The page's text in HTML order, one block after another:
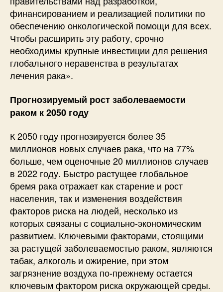
финансированием и реализацией политики по
обеспечению онкологической помощи для всех.
Чтобы расширить эту работу, срочно
необходимы крупные инвестиции для решения
глобального неравенства в результатах
лечения рака».
Прогнозируемый рост заболеваемости
раком к 2050 году
К 2050 году прогнозируется более 35
миллионов новых случаев рака, что на 77%
больше, чем оценочные 20 миллионов случаев
в 2022 году. Быстро растущее глобальное
бремя рака отражает как старение и рост
населения, так и изменения воздействия
факторов риска на людей, несколько из
которых связаны с социально-экономическим
развитием. Ключевыми факторами, стоящими
за растущей заболеваемостью раком, являются
табак, алкоголь и ожирение, при этом
загрязнение воздуха по-прежнему остается
ключевым фактором риска окружающей среды.